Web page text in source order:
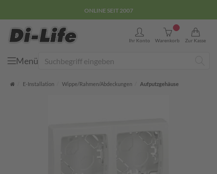
E-COMMERCE GÜTEZEICHEN
Ihr Konto Warenkorb
0
Zur Kasse
Menü
Startseite
E-Installation Wippe/Rahmen/Abdeckungen Aufputzgehäuse